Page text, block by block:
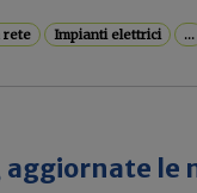
rete Impianti elettrici ...
le